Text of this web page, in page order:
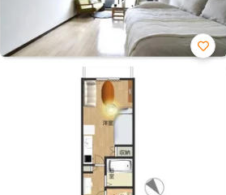
お気